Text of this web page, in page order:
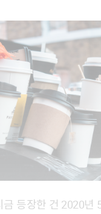
금 등장한 건 2020년